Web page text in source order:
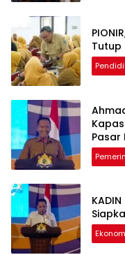
Tutup
Pasar